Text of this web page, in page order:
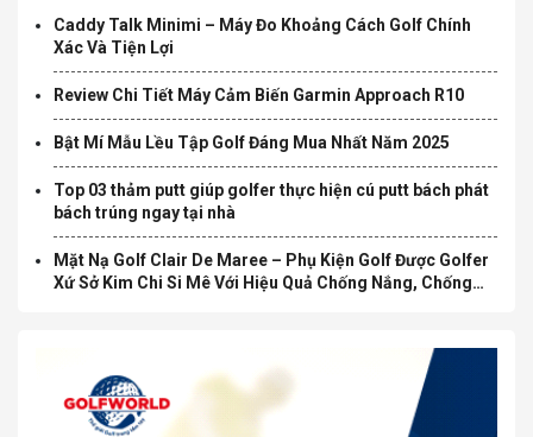
Caddy Talk Minimi – Máy Đo Khoảng Cách Golf Chính
Xác Và Tiện Lợi
Review Chi Tiết Máy Cảm Biến Garmin Approach R10
Bật Mí Mẫu Lều Tập Golf Đáng Mua Nhất Năm 2025
Top 03 thảm putt giúp golfer thực hiện cú putt bách phát
bách trúng ngay tại nhà
Mặt Nạ Golf Clair De Maree – Phụ Kiện Golf Được Golfer
Xứ Sở Kim Chi Si Mê Với Hiệu Quả Chống Nắng, Chống